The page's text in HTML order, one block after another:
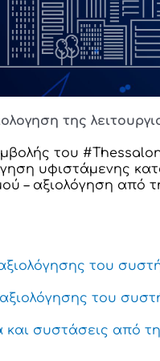
της
του
υφιστάµενης
– αξιολόγηση από
του
του
και συστάσεις από